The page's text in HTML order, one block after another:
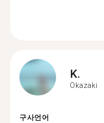
K.
Okazaki
구사언어